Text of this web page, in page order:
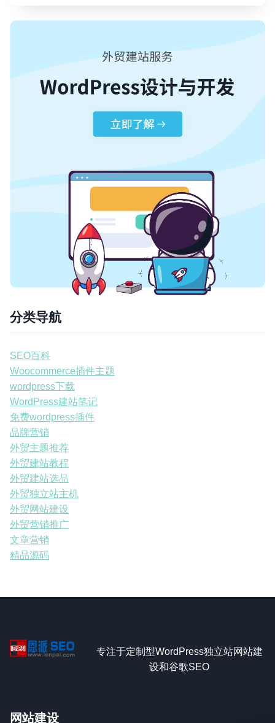
分类导航
SEO百科
Woocommerce插件主题
wordpress下载
WordPress建站笔记
免费wordpress插件
品牌营销
外贸主题推荐
外贸建站教程
外贸建站选品
外贸独立站主机
外贸网站建设
外贸营销推广
文章营销
精品源码
专注于定制型WordPress独立站网站建
设和谷歌SEO
网站建设